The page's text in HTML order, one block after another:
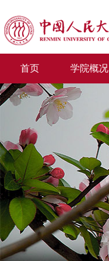
首页 学院概况